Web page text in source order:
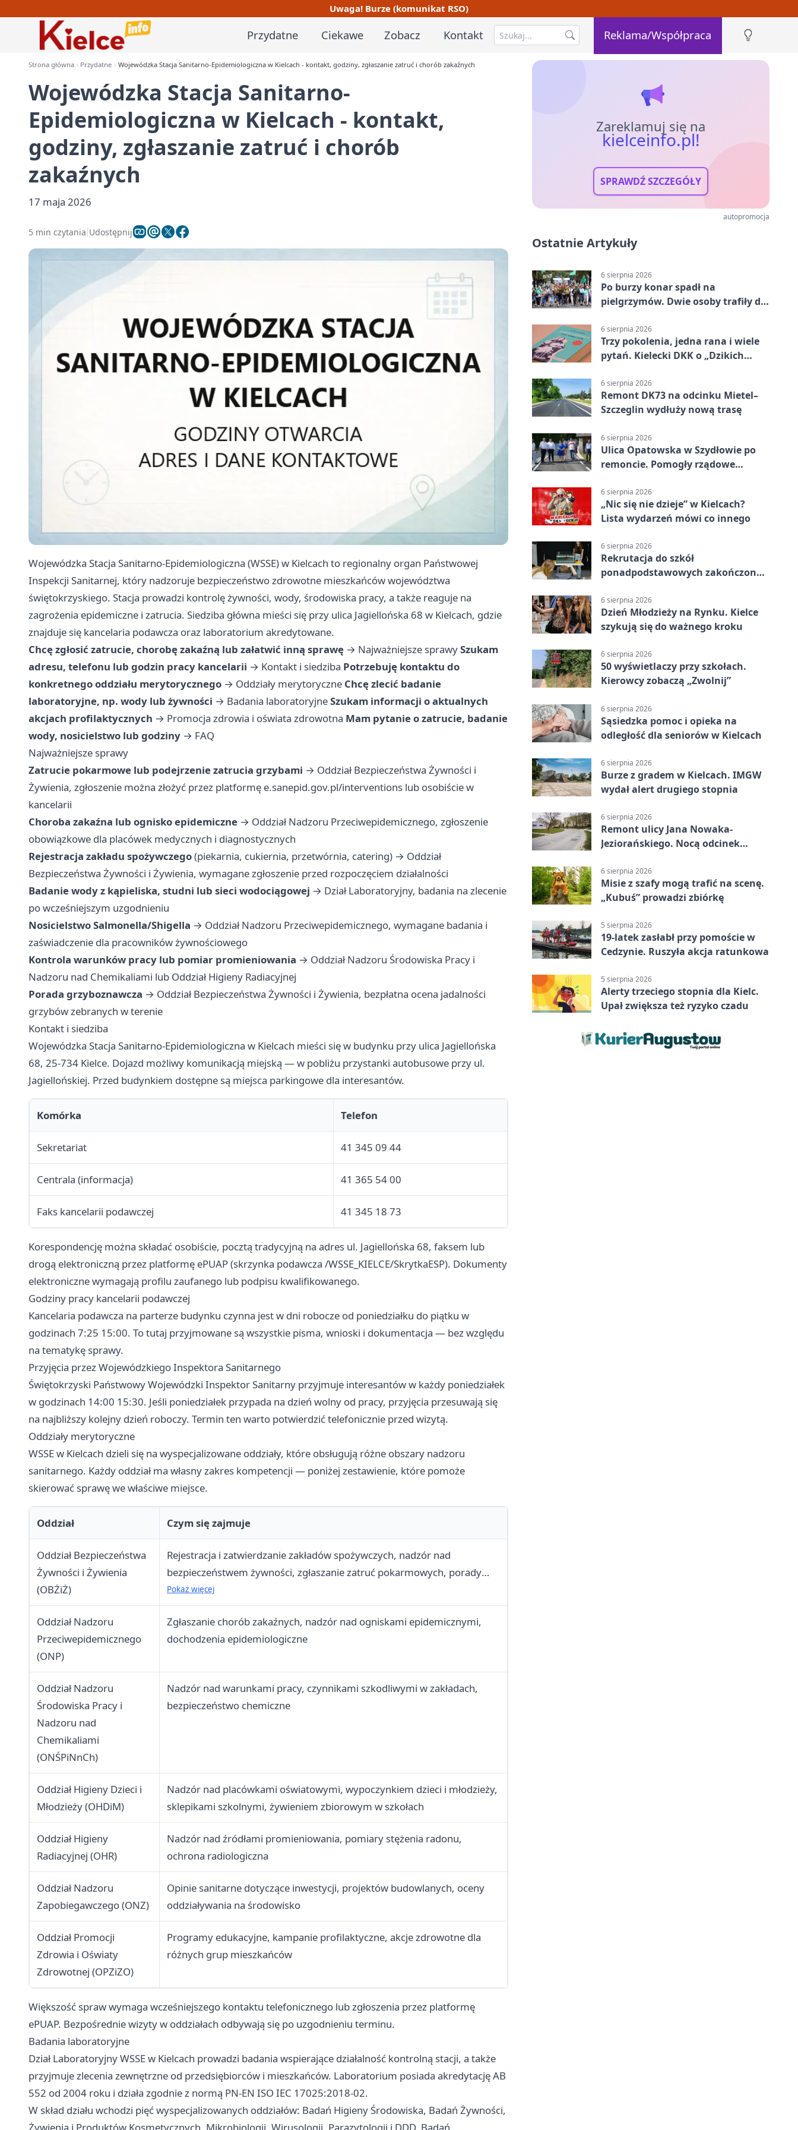
Uwaga! Burze (komunikat RSO)
Przydatne Ciekawe Zobacz Kontakt Reklama/Współpraca
Strona główna Przydatne Wojewódzka Stacja Sanitarno-Epidemiologiczna w Kielcach - kontakt, godziny, zgłaszanie zatruć i chorób zakaźnych
Wojewódzka Stacja Sanitarno-
Epidemiologiczna w Kielcach - kontakt,
godziny, zgłaszanie zatruć i chorób
zakaźnych
17 maja 2026
5 min czytania Udostępnij
Wojewódzka Stacja Sanitarno-Epidemiologiczna (WSSE) w Kielcach to regionalny organ Państwowej
Inspekcji Sanitarnej, który nadzoruje bezpieczeństwo zdrowotne mieszkańców województwa
świętokrzyskiego. Stacja prowadzi kontrolę żywności, wody, środowiska pracy, a także reaguje na
zagrożenia epidemiczne i zatrucia. Siedziba główna mieści się przy ulica Jagiellońska 68 w Kielcach, gdzie
znajduje się kancelaria podawcza oraz laboratorium akredytowane.
Chcę zgłosić zatrucie, chorobę zakaźną lub załatwić inną sprawę → Najważniejsze sprawySzukam
adresu, telefonu lub godzin pracy kancelarii → Kontakt i siedziba Potrzebuję kontaktu do
konkretnego oddziału merytorycznego → Oddziały merytoryczne Chcę zlecić badanie
laboratoryjne, np. wody lub żywności → Badania laboratoryjneSzukam informacji o aktualnych
akcjach profilaktycznych → Promocja zdrowia i oświata zdrowotna Mam pytanie o zatrucie, badanie
wody, nosicielstwo lub godziny → FAQ
Najważniejsze sprawy
Zatrucie pokarmowe lub podejrzenie zatrucia grzybami → Oddział Bezpieczeństwa Żywności i
Żywienia, zgłoszenie można złożyć przez platformę e.sanepid.gov.pl/interventions lub osobiście w
kancelarii
Choroba zakaźna lub ognisko epidemiczne → Oddział Nadzoru Przeciwepidemicznego, zgłoszenie
obowiązkowe dla placówek medycznych i diagnostycznych
Rejestracja zakładu spożywczego(piekarnia, cukiernia, przetwórnia, catering) → Oddział
Bezpieczeństwa Żywności i Żywienia, wymagane zgłoszenie przed rozpoczęciem działalności
Badanie wody z kąpieliska, studni lub sieci wodociągowej → Dział Laboratoryjny, badania na zlecenie
po wcześniejszym uzgodnieniu
Nosicielstwo Salmonella/Shigella → Oddział Nadzoru Przeciwepidemicznego, wymagane badania i
zaświadczenie dla pracowników żywnościowego
Kontrola warunków pracy lub pomiar promieniowania → Oddział Nadzoru Środowiska Pracy i
Nadzoru nad Chemikaliami lub Oddział Higieny Radiacyjnej
Porada grzyboznawcza → Oddział Bezpieczeństwa Żywności i Żywienia, bezpłatna ocena jadalności
grzybów zebranych w terenie
Kontakt i siedziba
Wojewódzka Stacja Sanitarno-Epidemiologiczna w Kielcach mieści się w budynku przy ulica Jagiellońska
68, 25-734 Kielce. Dojazd możliwy komunikacją miejską — w pobliżu przystanki autobusowe przy ul.
Jagiellońskiej. Przed budynkiem dostępne są miejsca parkingowe dla interesantów.
Komórka Telefon
Sekretariat 41 345 09 44
Centrala (informacja) 41 365 54 00
Faks kancelarii podawczej 41 345 18 73
Korespondencję można składać osobiście, pocztą tradycyjną na adres ul. Jagiellońska 68, faksem lub
drogą elektroniczną przez platformę ePUAP (skrzynka podawcza /WSSE_KIELCE/SkrytkaESP). Dokumenty
elektroniczne wymagają profilu zaufanego lub podpisu kwalifikowanego.
Godziny pracy kancelarii podawczej
Kancelaria podawcza na parterze budynku czynna jest w dni robocze od poniedziałku do piątku w
godzinach 7:25 15:00. To tutaj przyjmowane są wszystkie pisma, wnioski i dokumentacja — bez względu
na tematykę sprawy.
Przyjęcia przez Wojewódzkiego Inspektora Sanitarnego
Świętokrzyski Państwowy Wojewódzki Inspektor Sanitarny przyjmuje interesantów w każdy poniedziałek
w godzinach 14:00 15:30. Jeśli poniedziałek przypada na dzień wolny od pracy, przyjęcia przesuwają się
na najbliższy kolejny dzień roboczy. Termin ten warto potwierdzić telefonicznie przed wizytą.
Oddziały merytoryczne
WSSE w Kielcach dzieli się na wyspecjalizowane oddziały, które obsługują różne obszary nadzoru
sanitarnego. Każdy oddział ma własny zakres kompetencji — poniżej zestawienie, które pomoże
skierować sprawę we właściwe miejsce.
Oddział Czym się zajmuje
Oddział Bezpieczeństwa
Żywności i Żywienia
(OBŻiŻ)
Rejestracja i zatwierdzanie zakładów spożywczych, nadzór nad
bezpieczeństwem żywności, zgłaszanie zatruć pokarmowych, porady
grzyboznawcze, system RASFF (wczesne ostrzeganie o niebezpiecznej
żywności)
Pokaż więcej
Oddział Nadzoru
Przeciwepidemicznego
(ONP)
Zgłaszanie chorób zakaźnych, nadzór nad ogniskami epidemicznymi,
dochodzenia epidemiologiczne
Oddział Nadzoru
Środowiska Pracy i
Nadzoru nad
Chemikaliami
(ONŚPiNnCh)
Nadzór nad warunkami pracy, czynnikami szkodliwymi w zakładach,
bezpieczeństwo chemiczne
Oddział Higieny Dzieci i
Młodzieży (OHDiM)
Nadzór nad placówkami oświatowymi, wypoczynkiem dzieci i młodzieży,
sklepikami szkolnymi, żywieniem zbiorowym w szkołach
Oddział Higieny
Radiacyjnej (OHR)
Nadzór nad źródłami promieniowania, pomiary stężenia radonu,
ochrona radiologiczna
Oddział Nadzoru
Zapobiegawczego (ONZ)
Opinie sanitarne dotyczące inwestycji, projektów budowlanych, oceny
oddziaływania na środowisko
Oddział Promocji
Zdrowia i Oświaty
Zdrowotnej (OPZiZO)
Programy edukacyjne, kampanie profilaktyczne, akcje zdrowotne dla
różnych grup mieszkańców
Większość spraw wymaga wcześniejszego kontaktu telefonicznego lub zgłoszenia przez platformę
ePUAP. Bezpośrednie wizyty w oddziałach odbywają się po uzgodnieniu terminu.
Badania laboratoryjne
Dział Laboratoryjny WSSE w Kielcach prowadzi badania wspierające działalność kontrolną stacji, a także
przyjmuje zlecenia zewnętrzne od przedsiębiorców i mieszkańców. Laboratorium posiada akredytację AB
552 od 2004 roku i działa zgodnie z normą PN-EN ISO IEC 17025:2018-02.
W skład działu wchodzi pięć wyspecjalizowanych oddziałów: Badań Higieny Środowiska, Badań Żywności,
Zareklamuj się na
kielceinfo.pl!
SPRAWDŹ SZCZEGÓŁY
autopromocja
Ostatnie Artykuły
6 sierpnia 2026
Po burzy konar spadł na
pielgrzymów. Dwie osoby trafiły do
6 sierpnia 2026
Trzy pokolenia, jedna rana i wiele
pytań. Kielecki DKK o „Dzikich
6 sierpnia 2026
Remont DK73 na odcinku Mietel–
Szczeglin wydłuży nową trasę
6 sierpnia 2026
Ulica Opatowska w Szydłowie po
remoncie. Pomogły rządowe
6 sierpnia 2026
„Nic się nie dzieje” w Kielcach?
Lista wydarzeń mówi co innego
6 sierpnia 2026
Rekrutacja do szkół
ponadpodstawowych zakończona.
6 sierpnia 2026
Dzień Młodzieży na Rynku. Kielce
szykują się do ważnego kroku
6 sierpnia 2026
50 wyświetlaczy przy szkołach.
Kierowcy zobaczą „Zwolnij”
6 sierpnia 2026
Sąsiedzka pomoc i opieka na
odległość dla seniorów w Kielcach
6 sierpnia 2026
Burze z gradem w Kielcach. IMGW
wydał alert drugiego stopnia
6 sierpnia 2026
Remont ulicy Jana Nowaka-
Jeziorańskiego. Nocą odcinek
6 sierpnia 2026
Misie z szafy mogą trafić na scenę.
„Kubuś” prowadzi zbiórkę
5 sierpnia 2026
19-latek zasłabł przy pomoście w
Cedzynie. Ruszyła akcja ratunkowa
5 sierpnia 2026
Alerty trzeciego stopnia dla Kielc.
Upał zwiększa też ryzyko czadu